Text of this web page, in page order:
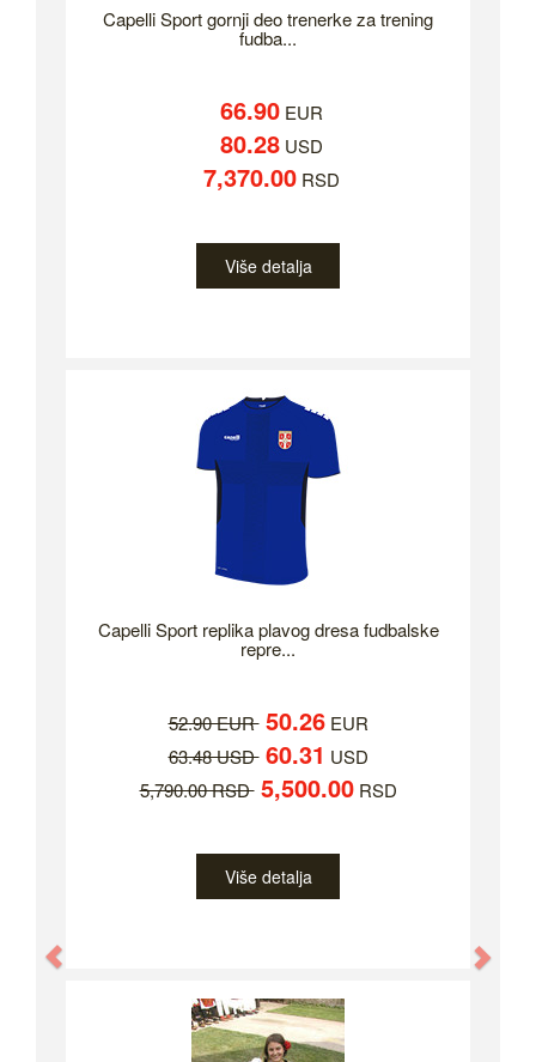
Capelli Sport gornji deo trenerke za trening
fudba...
66.90EUR
80.28USD
7,370.00RSD
Više detalja
Capelli Sport replika plavog dresa fudbalske
repre...
52.90 EUR 50.26EUR
63.48 USD 60.31 USD
5,790.00 RSD 5,500.00RSD
Više detalja